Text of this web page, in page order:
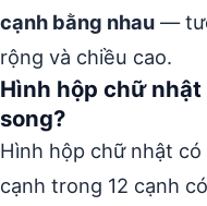
cạnh bằng nhau —
rộng và chiều cao.
Hình hộp chữ
song?
Hình hộp chữ nhật có
cạnh trong 12 cạnh